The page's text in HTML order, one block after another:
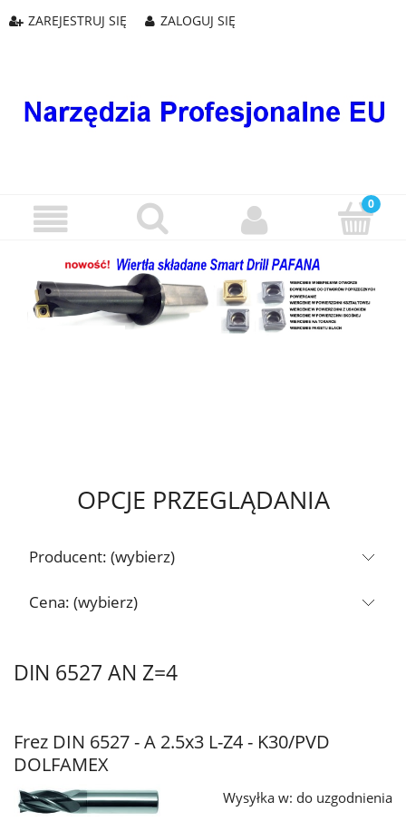
ZAREJESTRUJ SIĘ ZALOGUJ SIĘ
OPCJE PRZEGLĄDANIA
Producent: (wybierz)
Cena: (wybierz)
DIN 6527 AN Z=4
Frez DIN 6527 - A 2.5x3 L-Z4 - K30/PVD
DOLFAMEX
Wysyłka w: do uzgodnienia